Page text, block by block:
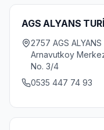
AGS ALYANS
2757 AGS
Arnavutkoy
No. 3/4
0535 447 74 93